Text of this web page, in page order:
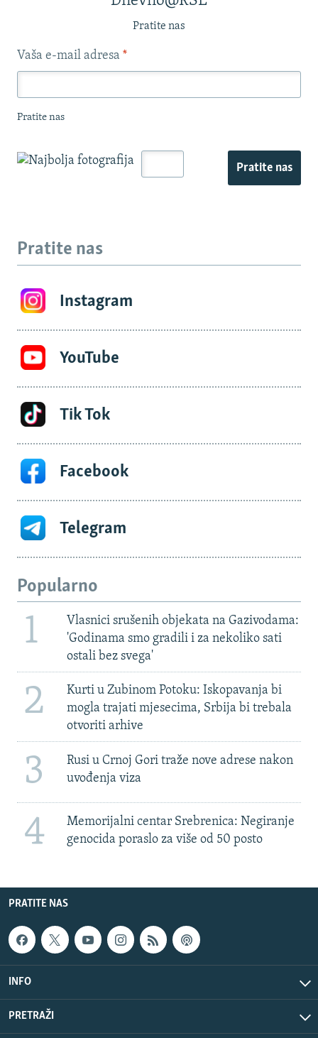
Pratite nas
Vaša e-mail adresa *
Pratite nas
Pratite nas
Pratite nas
Instagram
YouTube
Tik Tok
Facebook
Telegram
Popularno
1
Vlasnici srušenih objekata na Gazivodama:
'Godinama smo gradili i za nekoliko sati
ostali bez svega'
2
Kurti u Zubinom Potoku: Iskopavanja bi
mogla trajati mjesecima, Srbija bi trebala
otvoriti arhive
3
Rusi u Crnoj Gori traže nove adrese nakon
uvođenja viza
4
Memorijalni centar Srebrenica: Negiranje
genocida poraslo za više od 50 posto
PRATITE NAS
INFO
PRETRAŽI